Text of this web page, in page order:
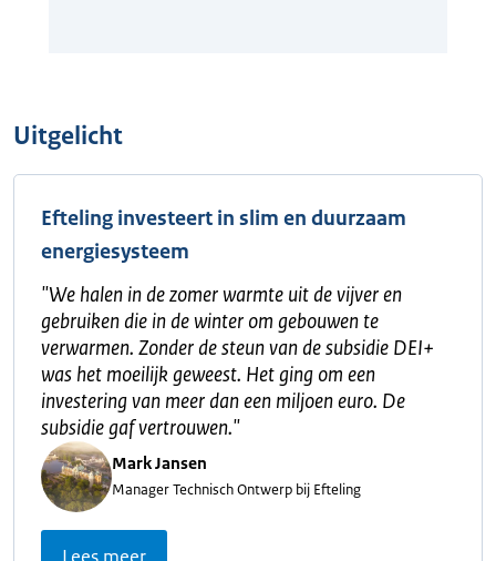
Uitgelicht
Efteling investeert in slim en duurzaam
energiesysteem
"We halen in de zomer warmte uit de vijver en
gebruiken die in de winter om gebouwen te
verwarmen. Zonder de steun van de subsidie DEI+
was het moeilijk geweest. Het ging om een
investering van meer dan een miljoen euro. De
subsidie gaf vertrouwen."
Mark Jansen
Manager Technisch Ontwerp bij Efteling